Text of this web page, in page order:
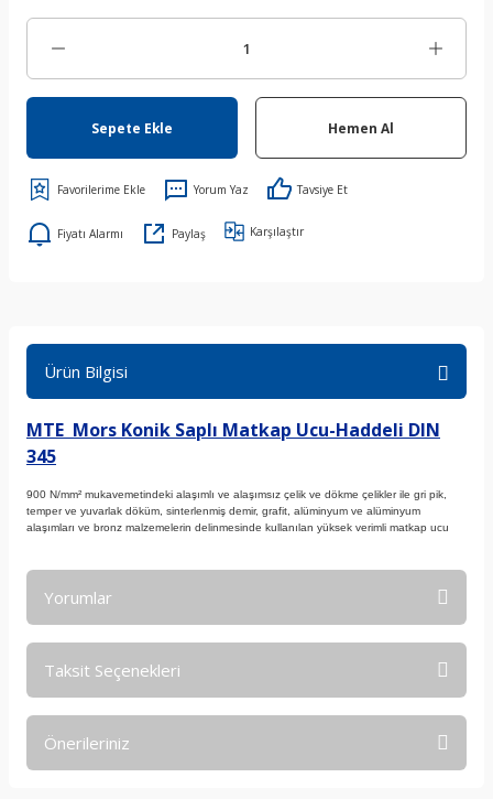
Sepete Ekle Hemen Al
Yorum Yaz Tavsiye Et
Fiyatı Alarmı Paylaş Karşılaştır
Ürün Bilgisi
MTE Mors Konik Saplı Matkap Ucu-Haddeli DIN
345
900 N/mm² mukavemetindeki alaşımlı ve alaşımsız çelik ve dökme çelikler ile gri pik,
temper ve yuvarlak döküm, sinterlenmiş demir, grafit, alüminyum ve alüminyum
alaşımları ve bronz malzemelerin delinmesinde kullanılan yüksek verimli matkap ucu
Yorumlar
Taksit Seçenekleri
Önerileriniz